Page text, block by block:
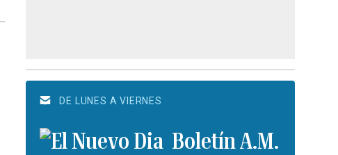
DE LUNES A VIERNES
Boletín A.M.